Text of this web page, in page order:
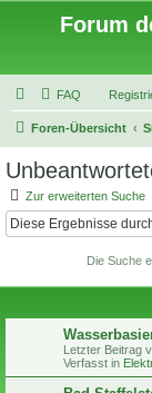
Forum
FAQ
Foren-Übersicht
Zur erweiterten Suche
Die Suche
Letzter Beitrag
Verfasst in